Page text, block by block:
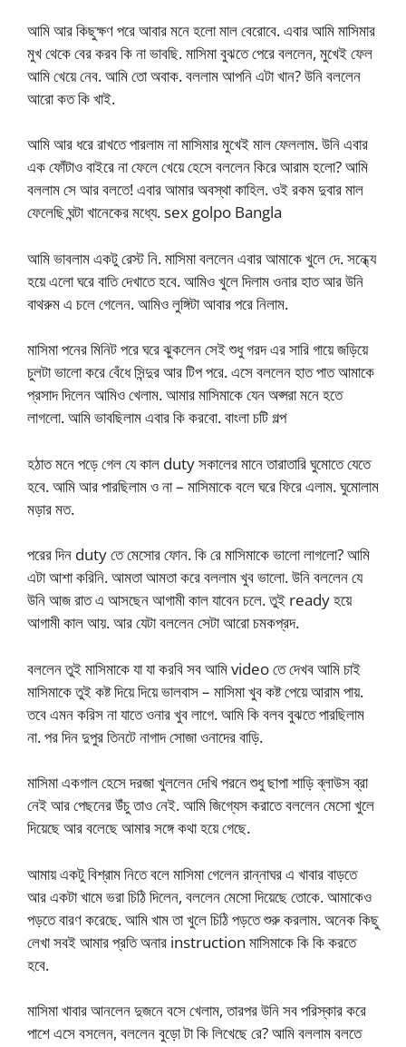
আমি আর কিছুক্ষণ পরে আবার মনে হলো মাল বেরোবে. এবার আমি মাসিমার
মুখ থেকে বের করব কি না ভাবছি. মাসিমা বুঝতে পেরে বললেন, মুখেই ফেল
আমি খেয়ে নেব. আমি তো অবাক. বললাম আপনি এটা খান? উনি বললেন
আরো কত কি খাই.
আমি আর ধরে রাখতে পারলাম না মাসিমার মুখেই মাল ফেললাম. উনি এবার
এক ফোঁটাও বাইরে না ফেলে খেয়ে হেসে বললেন কিরে আরাম হলো? আমি
বললাম সে আর বলতে! এবার আমার অবস্থা কাহিল. ওই রকম দুবার মাল
ফেলেছি ঘন্টা খানেকের মধ্যে. sex golpo Bangla
আমি ভাবলাম একটু রেস্ট নি. মাসিমা বললেন এবার আমাকে খুলে দে. সন্ধ্যে
হয়ে এলো ঘরে বাতি দেখাতে হবে. আমিও খুলে দিলাম ওনার হাত আর উনি
বাথরুম এ চলে গেলেন. আমিও লুঙ্গিটা আবার পরে নিলাম.
মাসিমা পনের মিনিট পরে ঘরে ঝুকলেন সেই শুধু গরদ এর সারি গায়ে জড়িয়ে
চুলটা ভালো করে বেঁধে সিন্দুর আর টিপ পরে. এসে বললেন হাত পাত আমাকে
প্রসাদ দিলেন আমিও খেলাম. আমার মাসিমাকে যেন অপ্সরা মনে হতে
লাগলো. আমি ভাবছিলাম এবার কি করবো. বাংলা চটি গল্প
হঠাত মনে পড়ে গেল যে কাল duty সকালের মানে তারাতারি ঘুমোতে যেতে
হবে. আমি আর পারছিলাম ও না – মাসিমাকে বলে ঘরে ফিরে এলাম. ঘুমোলাম
মড়ার মত.
পরের দিন duty তে মেসোর ফোন. কি রে মাসিমাকে ভালো লাগলো? আমি
এটা আশা করিনি. আমতা আমতা করে বললাম খুব ভালো. উনি বললেন যে
উনি আজ রাত এ আসছেন আগামী কাল যাবেন চলে. তুই ready হয়ে
আগামী কাল আয়. আর যেটা বললেন সেটা আরো চমকপ্রদ.
বললেন তুই মাসিমাকে যা যা করবি সব আমি video তে দেখব আমি চাই
মাসিমাকে তুই কষ্ট দিয়ে দিয়ে ভালবাস – মাসিমা খুব কষ্ট পেয়ে আরাম পায়.
তবে এমন করিস না যাতে ওনার খুব লাগে. আমি কি বলব বুঝতে পারছিলাম
না. পর দিন দুপুর তিনটে নাগাদ সোজা ওনাদের বাড়ি.
মাসিমা একগাল হেসে দরজা খুললেন দেখি পরনে শুধু ছাপা শাড়ি ব্লাউস ব্রা
নেই আর পেছনের উঁচু তাও নেই. আমি জিগ্যেস করাতে বললেন মেসো খুলে
দিয়েছে আর বলেছে আমার সঙ্গে কথা হয়ে গেছে.
আমায় একটু বিশ্রাম নিতে বলে মাসিমা গেলেন রান্নাঘর এ খাবার বাড়তে
আর একটা খামে ভরা চিঠি দিলেন, বললেন মেসো দিয়েছে তোকে. আমাকেও
পড়তে বারণ করেছে. আমি খাম তা খুলে চিঠি পড়তে শুরু করলাম. অনেক কিছু
লেখা সবই আমার প্রতি অনার instruction মাসিমাকে কি কি করতে
হবে.
মাসিমা খাবার আনলেন দুজনে বসে খেলাম, তারপর উনি সব পরিস্কার করে
পাশে এসে বসলেন, বললেন বুড়ো টা কি লিখেছে রে? আমি বললাম বলতে